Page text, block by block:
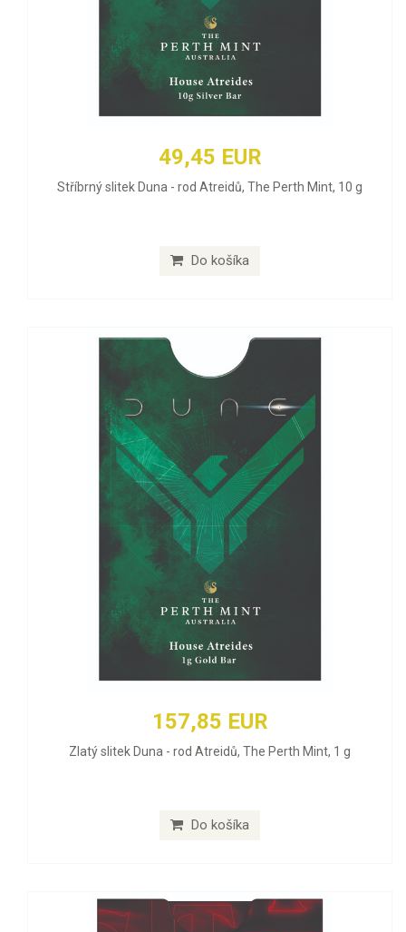
49,45 EUR
Stříbrný slitek Duna - rod Atreidů, The Perth Mint, 10 g
Do košíka
157,85 EUR
Zlatý slitek Duna - rod Atreidů, The Perth Mint, 1 g
Do košíka